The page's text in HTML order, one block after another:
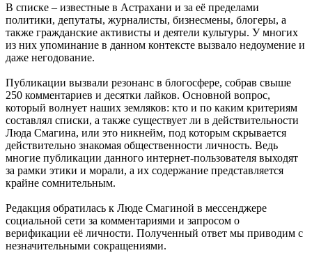
В списке – известные в Астрахани и за её пределами
политики, депутаты, журналисты, бизнесмены, блогеры, а
также гражданские активисты и деятели культуры. У многих
из них упоминание в данном контексте вызвало недоумение и
даже негодование.
Публикации вызвали резонанс в блогосфере, собрав свыше
250 комментариев и десятки лайков. Основной вопрос,
который волнует наших земляков: кто и по каким критериям
составлял списки, а также существует ли в действительности
Люда Смагина, или это никнейм, под которым скрывается
действительно знакомая общественности личность. Ведь
многие публикации данного интернет-пользователя выходят
за рамки этики и морали, а их содержание представляется
крайне сомнительным.
Редакция обратилась к Люде Смагиной в мессенджере
социальной сети за комментариями и запросом о
верификации её личности. Полученный ответ мы приводим с
незначительными сокращениями.